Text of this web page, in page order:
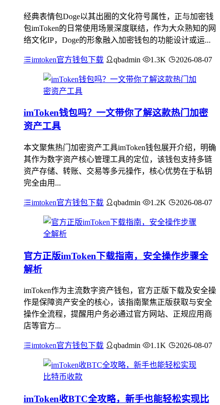
经典表情包Doge以其出圈的文化符号属性，正与加密钱
包imToken的日常使用场景深度联结，作为大众熟知的网
络文化IP，Doge的形象融入加密钱包的功能设计或运...
imtoken官方钱包下载 qbadmin 1.3K 2026-08-07
imToken钱包吗？一文带你了解这款热门加密
资产工具
本文聚焦热门加密资产工具imToken钱包展开介绍，明确
其作为数字资产核心管理工具的定位，该钱包支持多链
资产存储、转账、交易等多元操作，核心优势在于私钥
完全由用...
imtoken官方钱包下载 qbadmin 1.2K 2026-08-07
官方正版imToken下载指南，安全操作步骤全
解析
imToken作为主流数字资产钱包，官方正版下载及安全操
作是保障资产安全的核心，该指南聚焦正版获取与安全
操作全流程，提醒用户务必通过官方网站、正规应用商
店等官方...
imtoken官方钱包下载 qbadmin 1.1K 2026-08-07
imToken收BTC全攻略，新手也能轻松实现比